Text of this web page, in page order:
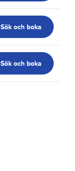
Sök och boka
Sök och boka